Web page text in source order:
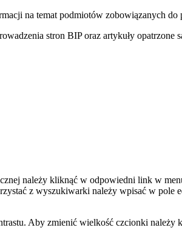
na temat podmiotów zobowiązanych do
stron BIP oraz artykuły
należy kliknąć w odpowiedni link w
z wyszukiwarki należy wpisać w pole
Aby zmienić wielkość czcionki